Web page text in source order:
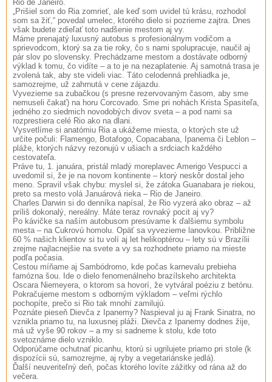
Rio de Janeiro.
„Prišiel som do Ria zomrieť, ale keď som uvidel tú krásu, rozhodol
som sa žiť,“ povedal umelec, ktorého dielo si pozrieme zajtra. Dnes
však budete zdieľať toto nadšenie mestom aj vy.
Máme prenajatý luxusný autobus s profesionálnym vodičom a
sprievodcom, ktorý sa za tie roky, čo s nami spolupracuje, naučil aj
pár slov po slovensky. Prechádzame mestom a dostávate odborný
výklad k tomu, čo vidíte – a to je na nezaplatenie. Aj samotná trasa je
zvolená tak, aby ste videli viac. Táto celodenná prehliadka je,
samozrejme, už zahrnutá v cene zájazdu.
Vyvezieme sa zubačkou (s presne rezervovaným časom, aby sme
nemuseli čakať) na horu Corcovado. Sme pri nohách Krista Spasiteľa,
jedného zo siedmich novodobých divov sveta – a pod nami sa
rozprestiera celé Rio ako na dlani.
Vysvetlíme si anatómiu Ria a ukážeme miesta, o ktorých ste už
určite počuli: Flamengo, Botafogo, Copacabana, Ipanema či Leblon –
pláže, ktorých názvy rezonujú v ušiach a srdciach každého
cestovateľa.
Práve tu, 1. januára, pristál mladý moreplavec Amerigo Vespucci a
uvedomil si, že je na novom kontinente – ktorý neskôr dostal jeho
meno. Spravil však chybu: myslel si, že zátoka Guanabara je riekou,
preto sa mesto volá Januárová rieka – Rio de Janeiro.
Charles Darwin si do denníka napísal, že Rio vyzerá ako obraz – až
príliš dokonalý, nereálny. Máte teraz rovnaký pocit aj vy?
Po kávičke sa naším autobusom presúvame k ďalšiemu symbolu
mesta – na Cukrovú homolu. Opäť sa vyvezieme lanovkou. Približne
60 % našich klientov si tu volí aj let helikoptérou – lety sú v Brazílii
zrejme najlacnejšie na svete a vy sa rozhodnete priamo na mieste
podľa počasia.
Cestou míňame aj Sambódromo, kde počas karnevalu prebieha
famózna šou. Ide o dielo fenomenálneho brazílskeho architekta
Oscara Niemeyera, o ktorom sa hovorí, že vytváral poéziu z betónu.
Pokračujeme mestom s odborným výkladom – veľmi rýchlo
pochopíte, prečo si Rio tak mnohí zamilujú.
Poznáte pieseň Dievča z Ipanemy? Naspieval ju aj Frank Sinatra, no
vznikla priamo tu, na luxusnej pláži. Dievča z Ipanemy dodnes žije,
má už vyše 90 rokov – a my si sadneme k stolu, kde toto
svetoznáme dielo vzniklo.
Odporúčame ochutnať picanhu, ktorú si ugrilujete priamo pri stole (k
dispozícii sú, samozrejme, aj ryby a vegetariánske jedlá).
Ďalší neuveriteľný deň, počas ktorého lovíte zážitky od rána až do
večera.